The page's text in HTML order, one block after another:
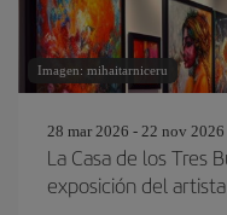
Imagen: mihaitarniceru
28 mar 2026 - 22 nov 2026
La Casa de los Tres
exposición del